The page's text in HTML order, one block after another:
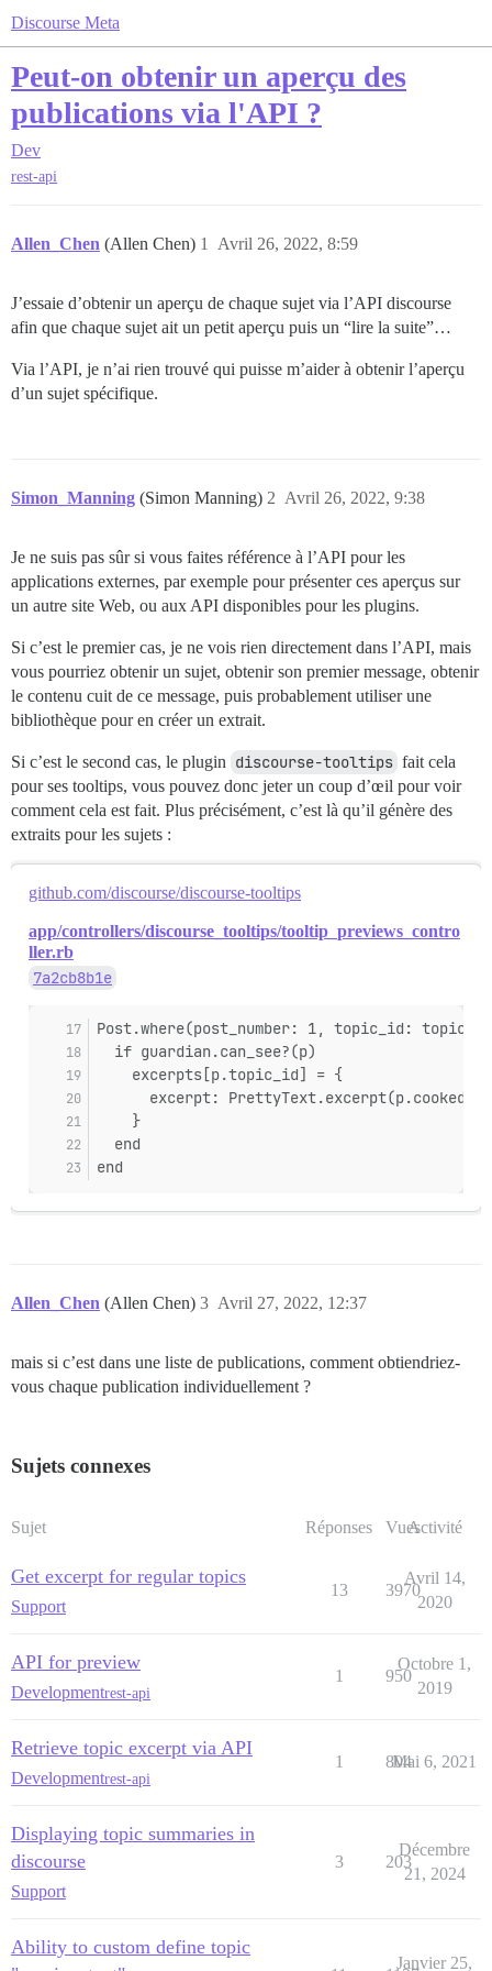
Discourse Meta
Peut-on obtenir un aperçu des
publications via l'API ?
Dev
rest-api
Allen_Chen (Allen Chen) Avril 26, 2022, 8:59
1
J’essaie d’obtenir un aperçu de chaque sujet via l’API discourse
afin que chaque sujet ait un petit aperçu puis un “lire la suite”…
Via l’API, je n’ai rien trouvé qui puisse m’aider à obtenir l’aperçu
d’un sujet spécifique.
Simon_Manning (Simon Manning) Avril 26, 2022, 9:38
2
Je ne suis pas sûr si vous faites référence à l’API pour les
applications externes, par exemple pour présenter ces aperçus sur
un autre site Web, ou aux API disponibles pour les plugins.
Si c’est le premier cas, je ne vois rien directement dans l’API, mais
vous pourriez obtenir un sujet, obtenir son premier message, obtenir
le contenu cuit de ce message, puis probablement utiliser une
bibliothèque pour en créer un extrait.
Si c’est le second cas, le plugin discourse-tooltips fait cela
pour ses tooltips, vous pouvez donc jeter un coup d’œil pour voir
comment cela est fait. Plus précisément, c’est là qu’il génère des
extraits pour les sujets :
github.com/discourse/discourse-tooltips
app/controllers/discourse_tooltips/tooltip_previews_contro
ller.rb
7a2cb8b1e
Post.where(post_number: 1, topic_id:
  if guardian.can_see?(p)
    excerpts[p.topic_id] = {
excerpt: PrettyText.excerpt(p.cooked,
    }
  end
end
Allen_Chen (Allen Chen) Avril 27, 2022, 12:37
3
mais si c’est dans une liste de publications, comment obtiendriez-
vous chaque publication individuellement ?
Sujets connexes
Sujet Réponses VuesActivité
Get excerpt for regular topics
Support
13 3970
Avril 14,
2020
API for preview
Developmentrest-api
1 950
Octobre 1,
2019
Retrieve topic excerpt via API
Developmentrest-api
1 804
Mai 6, 2021
Displaying topic summaries in
discourse
Support
3 203
Décembre
21, 2024
Ability to custom define topic
Janvier 25,